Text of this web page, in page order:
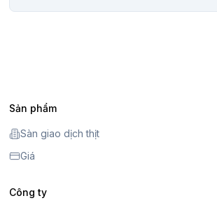
Sản phẩm
Sàn giao dịch thịt
Giá
Công ty